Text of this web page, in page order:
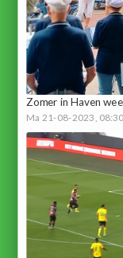
Zomer in Haven
Ma 21-08-2023, 08:30